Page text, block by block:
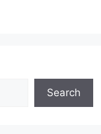
Search